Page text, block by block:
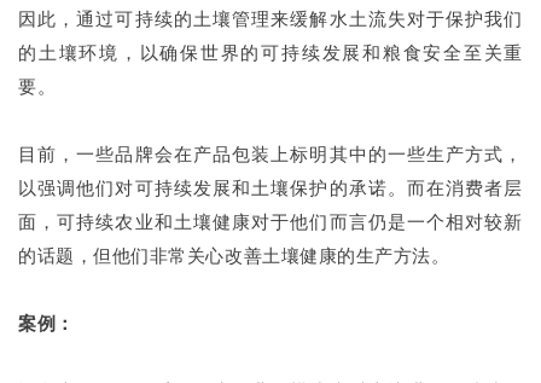
因此，通过可持续的土壤管理来缓解水土流失对于保护我们
的土壤环境，以确保世界的可持续发展和粮食安全至关重
要。
目前，一些品牌会在产品包装上标明其中的一些生产方式，
以强调他们对可持续发展和土壤保护的承诺。而在消费者层
面，可持续农业和土壤健康对于他们而言仍是一个相对较新
的话题，但他们非常关心改善土壤健康的生产方法。
案例：